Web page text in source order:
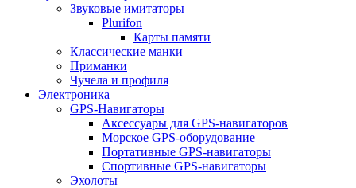
Звуковые имитаторы
Plurifon
Карты памяти
Классические манки
Приманки
Чучела и профиля
Электроника
GPS-Навигаторы
Аксессуары для GPS-навигаторов
Морское GPS-оборудование
Портативные GPS-навигаторы
Спортивные GPS-навигаторы
Эхолоты